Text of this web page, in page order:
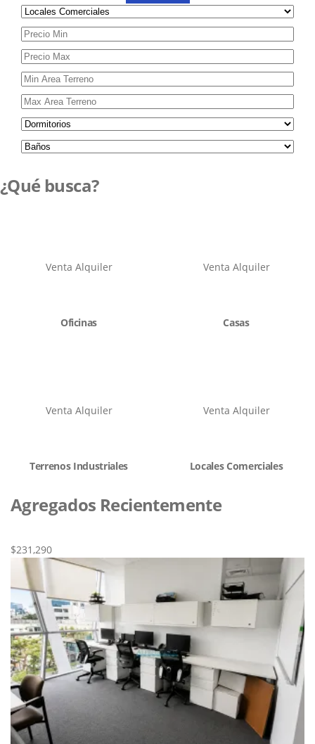
¿Qué busca?
Venta Alquiler
Oficinas
Venta Alquiler
Casas
Venta Alquiler
Terrenos Industriales
Venta Alquiler
Locales Comerciales
Agregados Recientemente
$231,290